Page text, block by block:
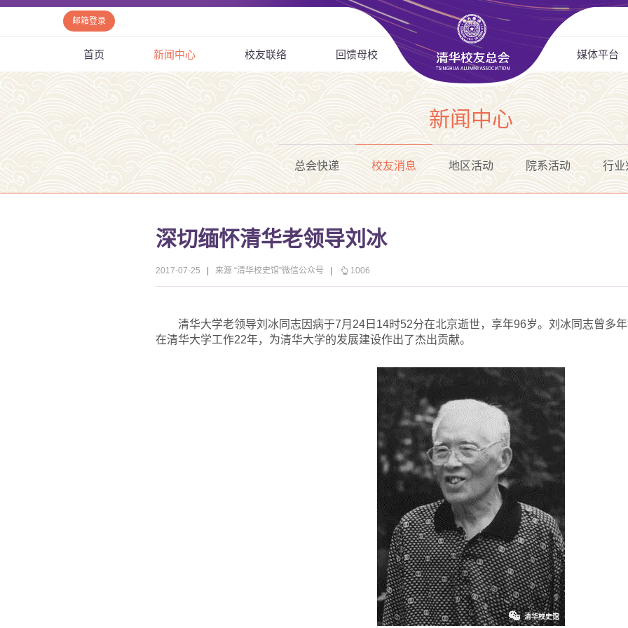
邮箱登录
首页 新闻中心 校友联络 回馈母校 媒体平台
新闻中心
总会快递 校友消息 地区活动 院系活动 行业
深切缅怀清华老领导刘冰
2017-07-25 来源 “清华校史馆”微信公众号 1006
清华大学老领导刘冰同志因病于7月24日14时52分在北京逝世，享年96岁。刘冰同志曾多
在清华大学工作22年，为清华大学的发展建设作出了杰出贡献。